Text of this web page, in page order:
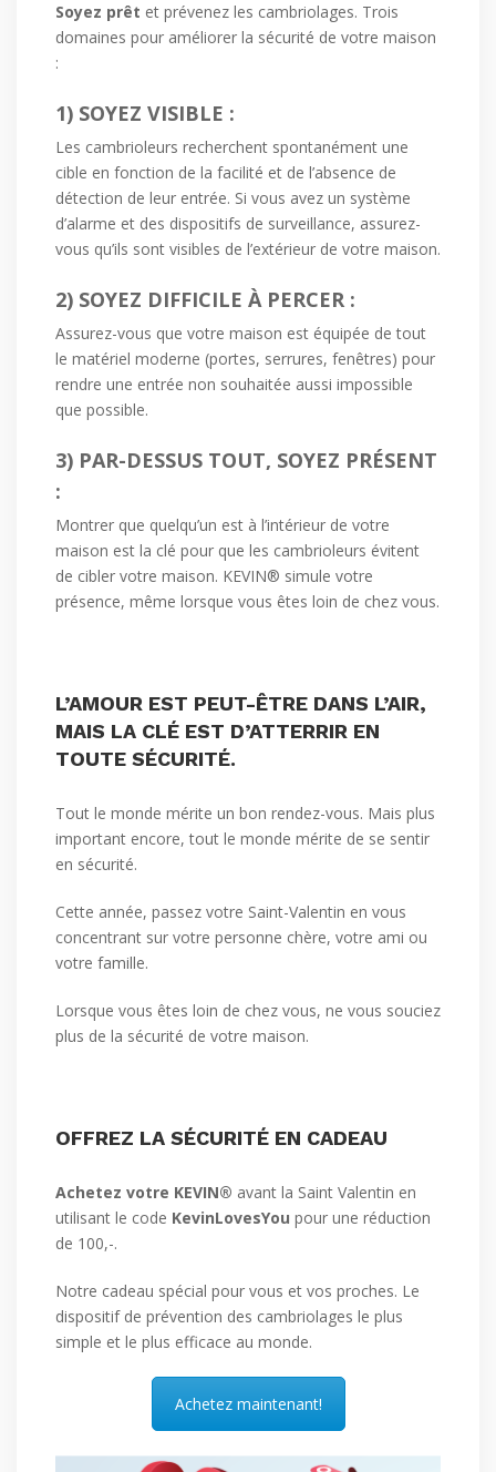
Soyez prêt et prévenez les cambriolages. Trois
domaines pour améliorer la sécurité de votre maison
:
1) SOYEZ VISIBLE :
Les cambrioleurs recherchent spontanément une
cible en fonction de la facilité et de l’absence de
détection de leur entrée. Si vous avez un système
d’alarme et des dispositifs de surveillance, assurez-
vous qu’ils sont visibles de l’extérieur de votre maison.
2) SOYEZ DIFFICILE À PERCER :
Assurez-vous que votre maison est équipée de tout
le matériel moderne (portes, serrures, fenêtres) pour
rendre une entrée non souhaitée aussi impossible
que possible.
3) PAR-DESSUS TOUT, SOYEZ PRÉSENT
:
Montrer que quelqu’un est à l’intérieur de votre
maison est la clé pour que les cambrioleurs évitent
de cibler votre maison. KEVIN® simule votre
présence, même lorsque vous êtes loin de chez vous.
L’AMOUR EST PEUT-ÊTRE DANS L’AIR,
MAIS LA CLÉ EST D’ATTERRIR EN
TOUTE SÉCURITÉ.
Tout le monde mérite un bon rendez-vous. Mais plus
important encore, tout le monde mérite de se sentir
en sécurité.
Cette année, passez votre Saint-Valentin en vous
concentrant sur votre personne chère, votre ami ou
votre famille.
Lorsque vous êtes loin de chez vous, ne vous souciez
plus de la sécurité de votre maison.
OFFREZ LA SÉCURITÉ EN CADEAU
Achetez votre KEVIN® avant la Saint Valentin en
utilisant le code KevinLovesYou pour une réduction
de 100,-.
Notre cadeau spécial pour vous et vos proches. Le
dispositif de prévention des cambriolages le plus
simple et le plus efficace au monde.
Achetez maintenant!